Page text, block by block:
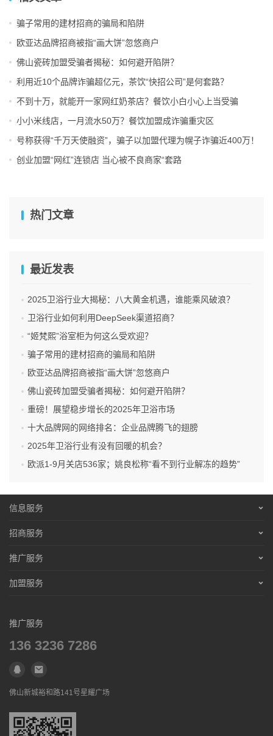
虚构履约能力骗取加盟费的“套路加盟”合同诈骗案。该诈骗
案涉及“花点点”“茶芝兰”等50余个奶茶品牌。其中，“茶芝兰”
还曾请演员马伊琍代言。2021年5月15日，马伊琍在微博道
歉称，已向该品牌提出解约，并积极配合经侦工作。
网站留下联系方式后不久，客服人员便主动来电，为他详细
介绍了管理方式和盈利前景。而后，客服以该品牌奶茶加盟
王先生便与公司签订协议，并支付了10万元加盟费。但店铺
加盟后，该公司承诺的支持并没有做到位，王先生的门店仅
仅开张3个月便濒临关停，且公司并未理会王先生的求助。
2020年12月，上海警方依托大数据分析，发现大量奶茶店
铺加盟商户“异常关停”风险，认为可能涉嫌经济犯罪，随即
组成专案组开展侦查。
量虚假授权文书、合同文书、话术清单、贴牌奶茶等涉案物
品，涉案金额7亿余元。目前，90余名犯罪嫌疑人因涉嫌合
有律师从业人员对新京报记者表示，快招公司制作与知名茶
时，认准官网信息，可通过查询ICP信息来找到相关公司备
案信息，履约过程中也要注意保存证据。
备受诟病的“快招公司”
骗子常用的建材招商的骗局和陷阱
欧亚达品牌招商被指“画大饼”忽悠商户
佛山瓷砖加盟受骗者揭秘：如何避开陷阱？
利用近10个品牌诈骗超亿元，茶饮“快招公司”是何套路？
不到十万，就能开一家网红奶茶店？餐饮小白小心上当受骗
小小米线店，一月流水50万？餐饮加盟成诈骗重灾区
号称获得“千万天使融资”，骗子以加盟代理为幌子诈骗近400万！
创业加盟“网红”连锁店 当心被不良商家“套路
热门文章
最近发表
2025卫浴行业大揭秘：八大黄金机遇，谁能乘风破浪？
卫浴行业如何利用DeepSeek渠道招商？
“姬梵熙”浴室柜为何这么受欢迎？
骗子常用的建材招商的骗局和陷阱
欧亚达品牌招商被指“画大饼”忽悠商户
佛山瓷砖加盟受骗者揭秘：如何避开陷阱？
重磅！展望稳步增长的2025年卫浴市场
十大品牌网的网络排名：企业品牌腾飞的翅膀
2025年卫浴行业有没有回暖的机会？
欧派1-9月关店536家；姚良松称“看不到行业解冻的趋势”
信息服务
营销服务
联系合作
招商服务
营销服务
推广服务
营销服务
免责声明
加盟服务
招聘信息
免责声明
推广服务
136 3236 7286
佛山新城裕和路141号星耀广场